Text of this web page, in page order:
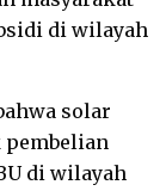
di wilayah
solar
di wilayah